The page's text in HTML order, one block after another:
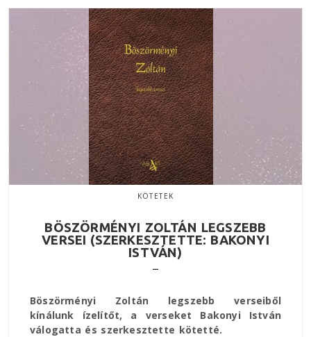
KÖTETEK
BÖSZÖRMÉNYI ZOLTÁN LEGSZEBB
VERSEI (SZERKESZTETTE: BAKONYI
ISTVÁN)
Böszörményi Zoltán legszebb verseiből
kínálunk ízelítőt, a verseket Bakonyi István
válogatta és szerkesztette kötetté.